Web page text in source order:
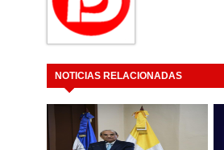
NOTICIAS RELACIONADAS